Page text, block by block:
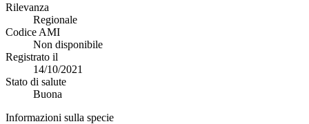
Rilevanza
Regionale
Codice AMI
Non disponibile
Registrato il
14/10/2021
Stato di salute
Buona
Informazioni sulla specie